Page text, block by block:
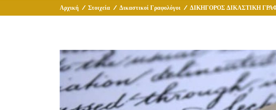
Αρχική / Στοιχεία / Δικαστικοί Γραφολόγοι / ΔΙΚΗΓΟΡΟΣ ΔΙΚΑΣΤΙΚΗ